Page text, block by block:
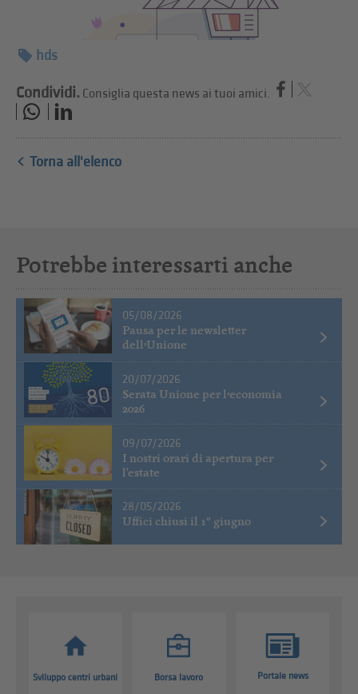
hds
Condividi. Consiglia questa news ai tuoi amici.
Torna all'elenco
Potrebbe interessarti anche
05/08/2026
Pausa per le newsletter
dell’Unione
20/07/2026
Serata Unione per l’economia
2026
09/07/2026
I nostri orari di apertura per
l'estate
28/05/2026
Uffici chiusi il 1° giugno
Sviluppo centri urbani Borsa lavoro Portale news